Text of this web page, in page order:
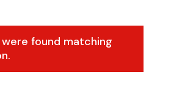
found matching